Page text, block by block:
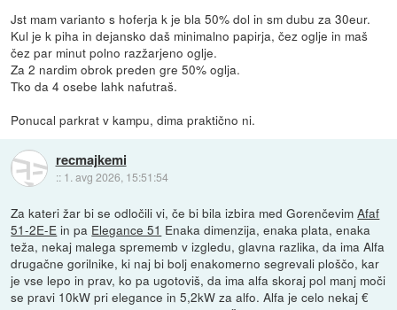
Jst mam varianto s hoferja k je bla 50% dol in sm dubu za 30eur.
Kul je k piha in dejansko daš minimalno papirja, čez oglje in maš
čez par minut polno razžarjeno oglje.
Za 2 nardim obrok preden gre 50% oglja.
Tko da 4 osebe lahk nafutraš.
Ponucal parkrat v kampu, dima praktično ni.
recmajkemi
:: 1. avg 2026, 15:51:54
Za kateri žar bi se odločili vi, če bi bila izbira med GorenčevimAfaf
51-2E-E in pa Elegance 51 Enaka dimenzija, enaka plata, enaka
teža, nekaj malega sprememb v izgledu, glavna razlika, da ima Alfa
drugačne gorilnike, ki naj bi bolj enakomerno segrevali ploščo, kar
je vse lepo in prav, ko pa ugotoviš, da ima alfa skoraj pol manj moči
se pravi 10kW pri elegance in 5,2kW za alfo. Alfa je celo nekaj €